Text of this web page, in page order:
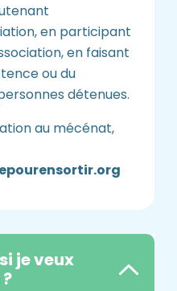
en participant
en faisant
ou du
détenues.
au mécénat,
je veux